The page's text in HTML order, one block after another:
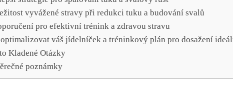
vyvážené stravy při redukci tuku a budování svalů
pro efektivní trénink a ⁢zdravou stravu
váš jídelníček a tréninkový plán pro dosažení​
Kladené Otázky
poznámky